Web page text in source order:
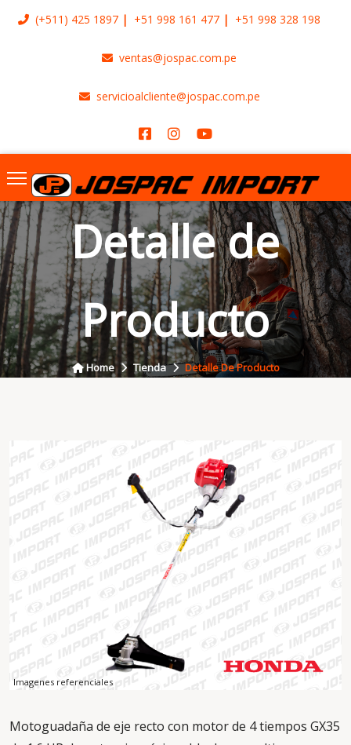
(+511) 425 1897 +51 998 161 477 +51 998 328 198
ventas@jospac.com.pe
servicioalcliente@jospac.com.pe
Detalle de
Producto
Home Tienda Detalle De Producto
Imagenes referenciales
Motoguadaña de eje recto con motor de 4 tiempos GX35